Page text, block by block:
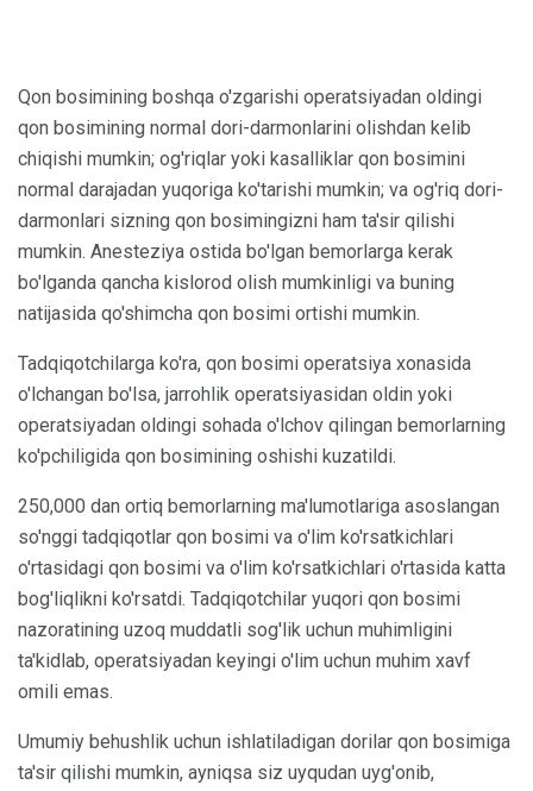
Qon bosimining boshqa o'zgarishi operatsiyadan oldingi
qon bosimining normal dori-darmonlarini olishdan kelib
chiqishi mumkin; og'riqlar yoki kasalliklar qon bosimini
normal darajadan yuqoriga ko'tarishi mumkin; va og'riq dori-
darmonlari sizning qon bosimingizni ham ta'sir qilishi
mumkin. Anesteziya ostida bo'lgan bemorlarga kerak
bo'lganda qancha kislorod olish mumkinligi va buning
natijasida qo'shimcha qon bosimi ortishi mumkin.
Tadqiqotchilarga ko'ra, qon bosimi operatsiya xonasida
o'lchangan bo'lsa, jarrohlik operatsiyasidan oldin yoki
operatsiyadan oldingi sohada o'lchov qilingan bemorlarning
ko'pchiligida qon bosimining oshishi kuzatildi.
250,000 dan ortiq bemorlarning ma'lumotlariga asoslangan
so'nggi tadqiqotlar qon bosimi va o'lim ko'rsatkichlari
o'rtasidagi qon bosimi va o'lim ko'rsatkichlari o'rtasida katta
bog'liqlikni ko'rsatdi. Tadqiqotchilar yuqori qon bosimi
nazoratining uzoq muddatli sog'lik uchun muhimligini
ta'kidlab, operatsiyadan keyingi o'lim uchun muhim xavf
omili emas.
Umumiy behushlik uchun ishlatiladigan dorilar qon bosimiga
ta'sir qilishi mumkin, ayniqsa siz uyqudan uyg'onib,